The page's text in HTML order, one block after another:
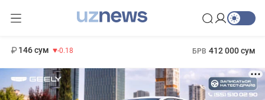
146 сум -0.18 БРВ 412 000 сум